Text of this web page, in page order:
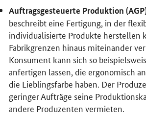
Auftragsgesteuerte Produktion
beschreibt eine Fertigung, in der
individualisierte Produkte herstellen
Fabrikgrenzen hinaus miteinander
Konsument kann sich so
anfertigen lassen, die ergonomisch
die Lieblingsfarbe haben. Der
geringer Aufträge seine
andere Produzenten vermieten.